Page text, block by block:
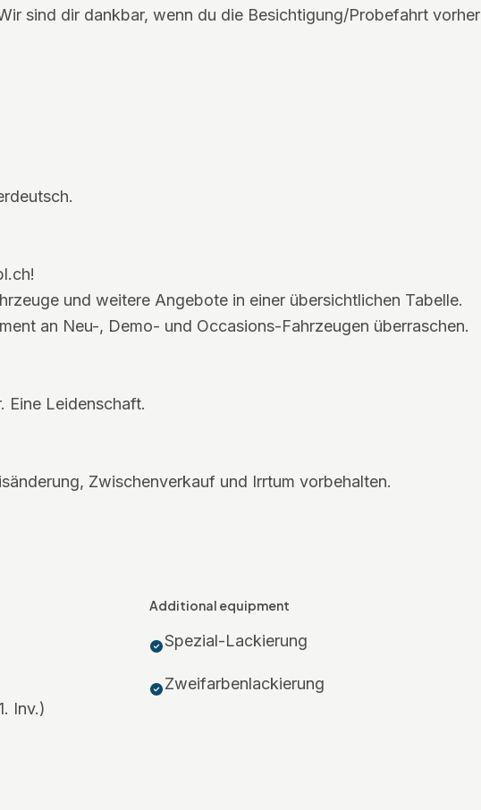
sind dir dankbar, wenn du die Besichtigung/Probefahrt vorher
und weitere Angebote in einer übersichtlichen Tabelle.
an Neu-, Demo- und Occasions-Fahrzeugen überraschen.
Eine Leidenschaft.
Zwischenverkauf und Irrtum vorbehalten.
Inv.)
Additional equipment
Spezial-Lackierung
Zweifarbenlackierung